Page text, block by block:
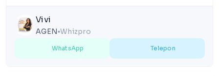
Vivi
AGEN lensWhizpro
WhatsApp Telepon